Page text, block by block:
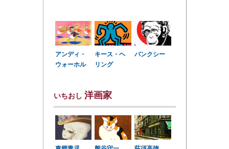
アンディ・
ウォーホル
キース・ヘ
リング
バンクシー
いちおし 洋画家